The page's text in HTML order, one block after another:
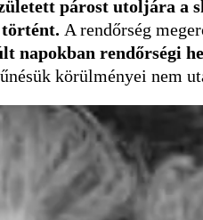
párost utoljára a
A rendőrség
napokban rendőrségi
körülményei nem